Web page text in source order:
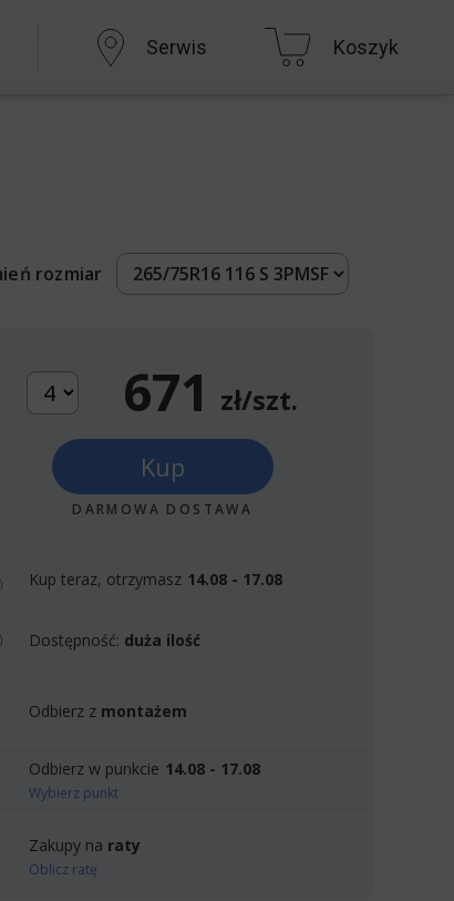
Serwis Koszyk
rozmiar
671 zł/szt.
Kup
DARMOWA DOSTAWA
Kup teraz, otrzymasz 14.08 - 17.08
Dostępność: duża ilość
Odbierz z montażem
Odbierz w punkcie 14.08 - 17.08
Wybierz punkt
Zakupy na raty
Oblicz ratę